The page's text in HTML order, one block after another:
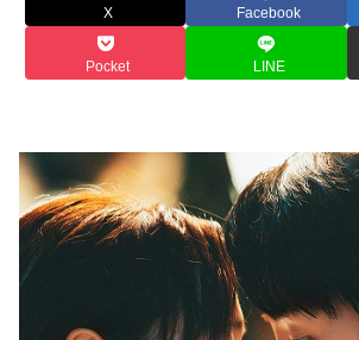
X Facebook
Pocket LINE